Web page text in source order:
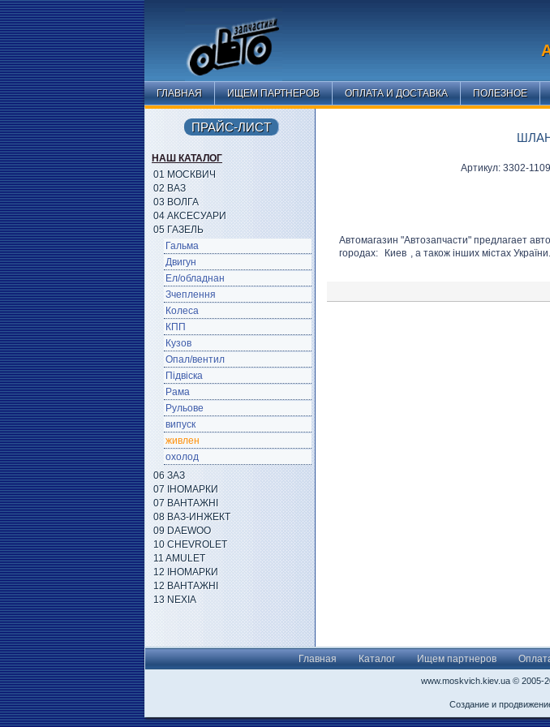
ГЛАВНАЯ ИЩЕМ ПАРТНЕРОВ ОПЛАТА И ДОСТАВКА ПОЛЕЗНОЕ
Артикул: 3302-
Автомагазин "Автозапчасти" предлагает
городах:
Киев , а також інших містах
ПРАЙС-ЛИСТ
НАШ КАТАЛОГ
01 МОСКВИЧ
02 ВАЗ
03 ВОЛГА
04 АКСЕСУАРИ
05 ГАЗЕЛЬ
Гальма
Двигун
Ел/обладнан
Зчеплення
Колеса
КПП
Кузов
Опал/вентил
Підвіска
Рама
Рульове
випуск
живлен
охолод
06 ЗАЗ
07 ІНОМАРКИ
07 ВАНТАЖНІ
08 ВАЗ-ИНЖЕКТ
09 DAEWOO
10 CHEVROLET
11 AMULET
12 ІНОМАРКИ
12 ВАНТАЖНІ
13 NEXIA
Главная Каталог Ищем партнеров
www.moskvich.kiev.ua © 2005-
Создание и